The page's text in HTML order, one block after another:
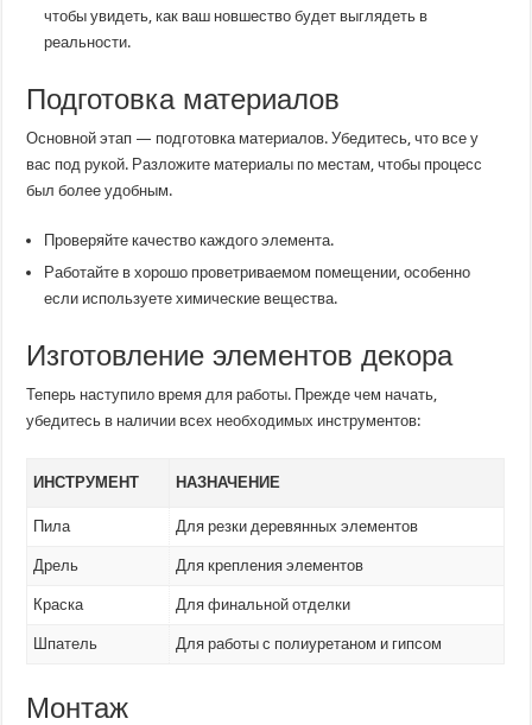
чтобы увидеть, как ваш новшество будет выглядеть в
реальности.
Подготовка материалов
Основной этап — подготовка материалов. Убедитесь, что все у
вас под рукой. Разложите материалы по местам, чтобы процесс
был более удобным.
Проверяйте качество каждого элемента.
Работайте в хорошо проветриваемом помещении, особенно
если используете химические вещества.
Изготовление элементов декора
Теперь наступило время для работы. Прежде чем начать,
убедитесь в наличии всех необходимых инструментов:
ИНСТРУМЕНТ НАЗНАЧЕНИЕ
Пила Для резки деревянных элементов
Дрель Для крепления элементов
Краска Для финальной отделки
Шпатель Для работы с полиуретаном и гипсом
Монтаж